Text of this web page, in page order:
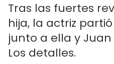
Tras las fuertes
hija, la actriz
junto a ella y Juan
Los detalles.